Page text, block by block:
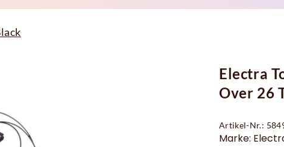
Electra
Over 26
Artikel-Nr.:
Marke: